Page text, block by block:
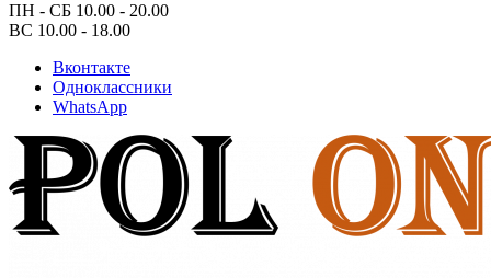
ПН - СБ 10.00 - 20.00
ВС 10.00 - 18.00
Вконтакте
Одноклассники
WhatsApp